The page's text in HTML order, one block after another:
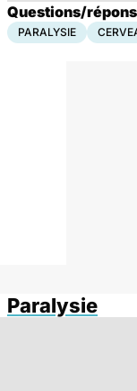
Questions/
PARALYSIE
Paralysie